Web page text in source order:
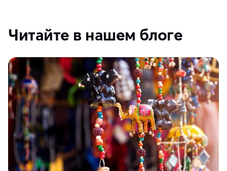
Читайте в нашем блоге